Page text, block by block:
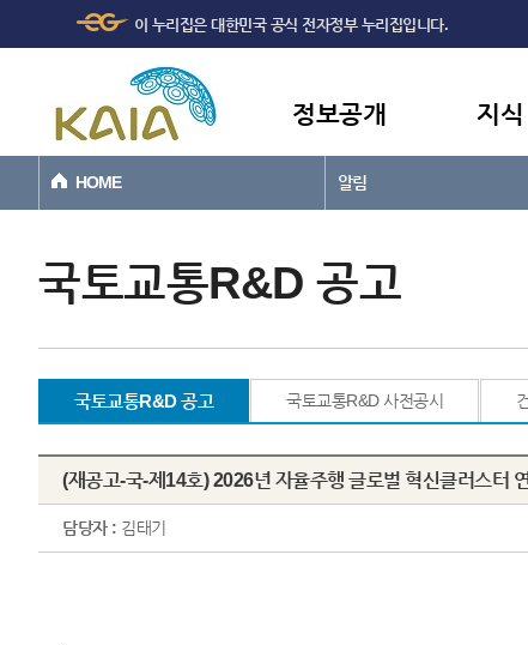
본문바로가기
이 누리집은 대한민국 공식 전자정부 누리집입니다.
정보공개 지식
HOME 알림
국토교통R&D 공고
국토교통R&D 공고 국토교통R&D 사전공시
(재공고-국-제14호) 2026년 자율주행 글로벌 혁신클러스터
담당자 : 김태기